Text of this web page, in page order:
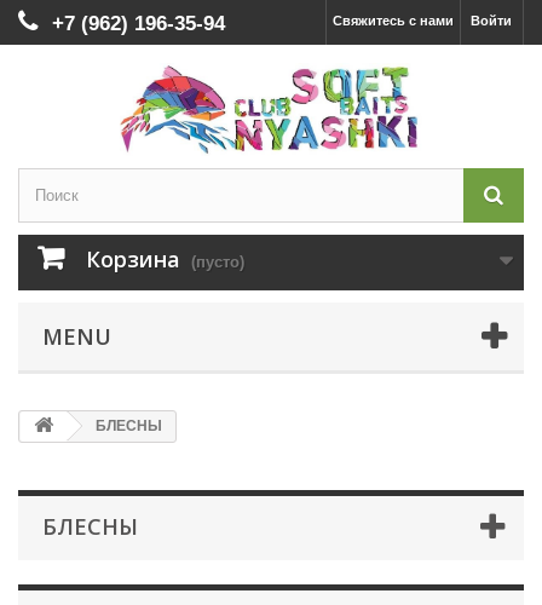
Войти
Свяжитесь с нами
+7 (962) 196-35-94
Корзина (пусто)
MENU
БЛЕСНЫ
БЛЕСНЫ